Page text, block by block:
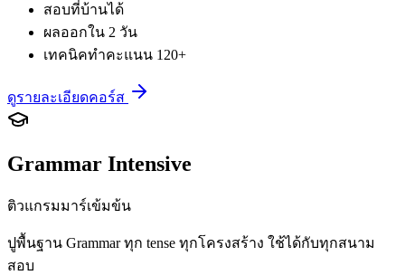
สอบที่บ้านได้
ผลออกใน 2 วัน
เทคนิคทำคะแนน 120+
ดูรายละเอียดคอร์ส
Grammar Intensive
ติวแกรมมาร์เข้มข้น
ปูพื้นฐาน Grammar ทุก tense ทุกโครงสร้าง ใช้ได้กับทุกสนาม
สอบ